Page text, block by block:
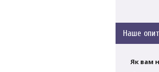
Наше
Як вам